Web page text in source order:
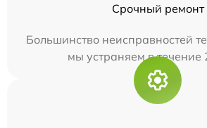
Срочный ремонт
Большинство неисправностей
мы устраняем в течение